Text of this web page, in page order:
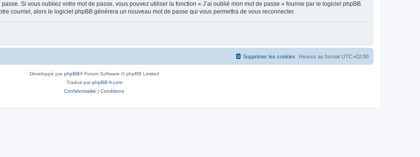
Si vous oubliez votre mot de passe, vous pouvez utiliser la fonction « J’ai oublié mon mot de passe » fournie par le logiciel phpBB.
courriel, alors le logiciel phpBB générera un nouveau mot de passe qui vous permettra de vous reconnecter.
Heures au format UTC+02:00
Supprimer les cookies
Développé parphpBB® Forum Software © phpBB Limited
Traduit parphpBB-fr.com
Confidentialité | Conditions